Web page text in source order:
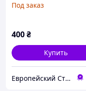
Сыворотка - 50 мл
Под заказ
400₴
Купить
Европейский Стиль